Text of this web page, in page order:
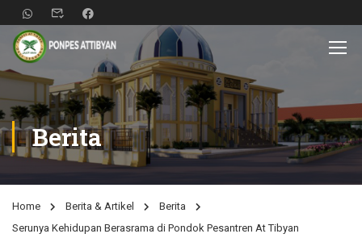
Berita
Home Berita & Artikel
Berita
Serunya Kehidupan Berasrama di Pondok Pesantren At Tibyan